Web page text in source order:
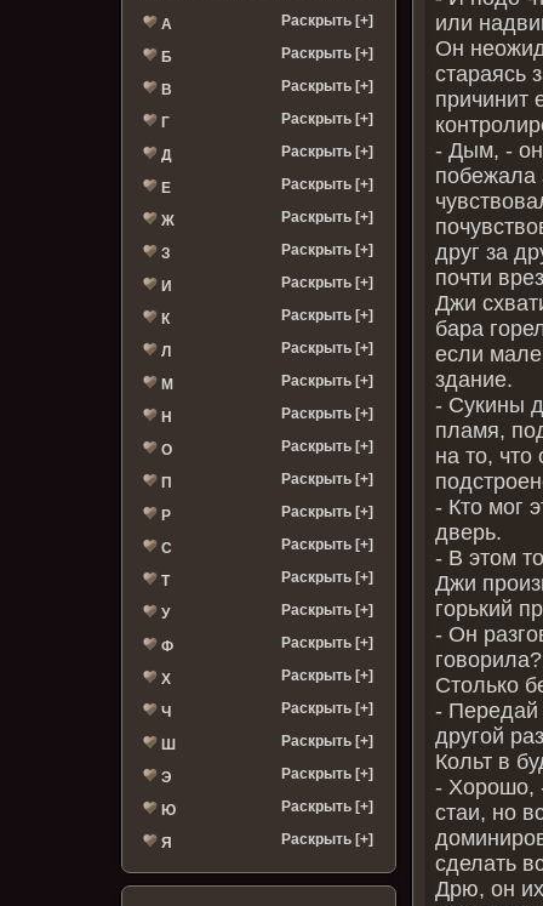
А Раскрыть [+]
Б Раскрыть [+]
В Раскрыть [+]
Г Раскрыть [+]
Д Раскрыть [+]
Е Раскрыть [+]
Ж Раскрыть [+]
З Раскрыть [+]
И Раскрыть [+]
К Раскрыть [+]
Л Раскрыть [+]
М Раскрыть [+]
Н Раскрыть [+]
О Раскрыть [+]
П Раскрыть [+]
Р Раскрыть [+]
С Раскрыть [+]
Т Раскрыть [+]
У Раскрыть [+]
Ф Раскрыть [+]
Х Раскрыть [+]
Ч Раскрыть [+]
Ш Раскрыть [+]
Э Раскрыть [+]
Ю Раскрыть [+]
Я Раскрыть [+]
или
Он
стараясь
причинит
- Дым, -
побежала
друг за
почти
Джи
бара
если
здание.
- Сукины
пламя,
на то, что
- Кто мог
дверь.
- В этом
Джи
горький
- Он
Столько
- Передай
другой
Кольт в
- Хорошо,
стаи, но
сделать
Дрю, он